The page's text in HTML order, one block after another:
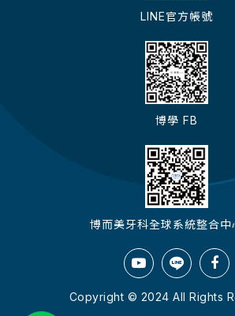
LINE官方帳號
博學 FB
博而美牙科全球系統整合中
Copyright © 2024 All Rights